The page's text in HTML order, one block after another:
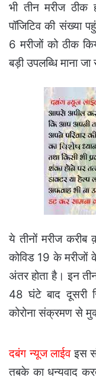
भी तीन मरीज
पॉजिटिव की संख्या
6 मरीजों को ठीक
बड़ी उप​लब्धि माना
ये तीनों मरीज करीब
कोविड 19 के मरीजों
अंतर होता है। इन
48 घंटे बाद दूसरी
कोरोना संक्रमण से
दबंग न्यूज लाईवइस
तबके का धन्यवाद